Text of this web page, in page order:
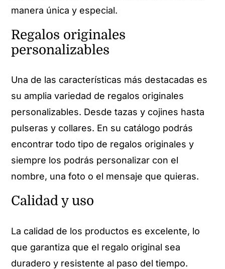
manera única y especial.
Regalos originales
personalizables
Una de las características más destacadas es
su amplia variedad de regalos originales
personalizables. Desde tazas y cojines hasta
pulseras y collares. En su catálogo podrás
encontrar todo tipo de regalos originales y
siempre los podrás personalizar con el
nombre, una foto o el mensaje que quieras.
Calidad y uso
La calidad de los productos es excelente, lo
que garantiza que el regalo original sea
duradero y resistente al paso del tiempo.